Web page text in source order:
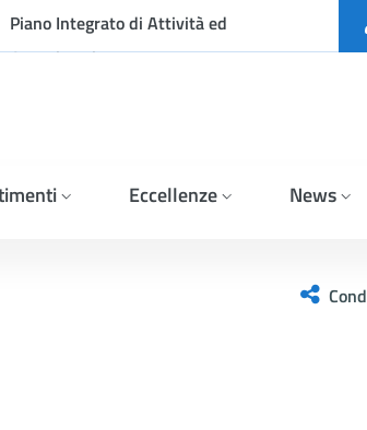
Piano Integrato di Attività ed
Organizzazione
Eccellenze News